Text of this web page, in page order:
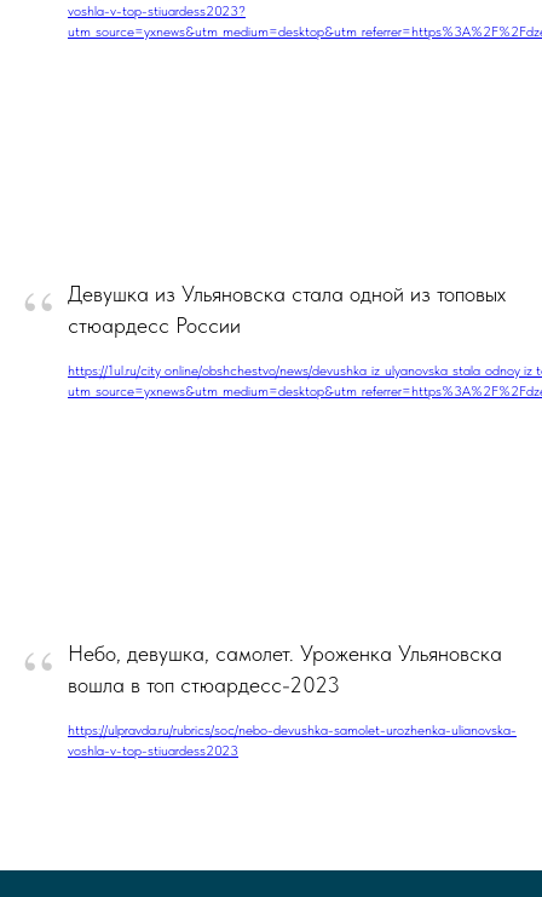
voshla-v-top-stiuardess2023?
“
Девушка из Ульяновска стала одной из топовых
стюардесс России
https://1ul.ru/city_online/obshchestvo/news/
“
Небо, девушка, самолет. Уроженка Ульяновска
вошла в топ стюардесс-2023
https://ulpravda.ru/rubrics/soc/nebo-devushka-samolet-urozhenka-ulianovska-
voshla-v-top-stiuardess2023